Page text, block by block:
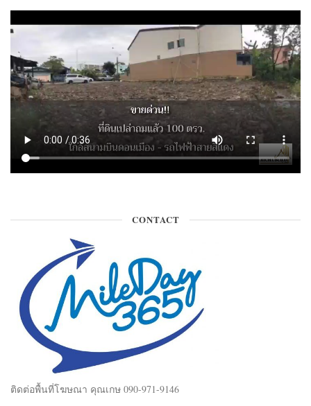
CONTACT
ติดต่อพื้นที่โฆษณา คุณเกษ 090-971-9146